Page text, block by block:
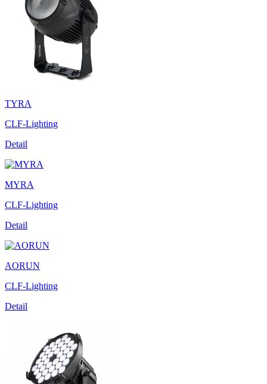
TYRA
CLF-Lighting
Detail
MYRA
CLF-Lighting
Detail
AORUN
CLF-Lighting
Detail